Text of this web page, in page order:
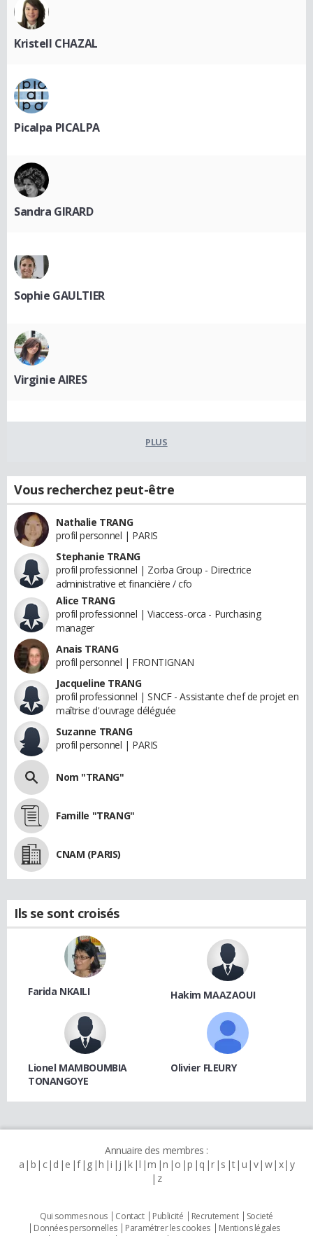
Kristell CHAZAL
Picalpa PICALPA
Sandra GIRARD
Sophie GAULTIER
Virginie AIRES
PLUS
Vous recherchez peut-être
Nathalie TRANG
profil personnel | PARIS
Stephanie TRANG
profil professionnel | Zorba Group - Directrice
administrative et financière / cfo
Alice TRANG
profil professionnel | Viaccess-orca - Purchasing
manager
Anais TRANG
profil personnel | FRONTIGNAN
Jacqueline TRANG
profil professionnel | SNCF - Assistante chef de projet en
maîtrise d'ouvrage déléguée
Suzanne TRANG
profil personnel | PARIS
Nom "TRANG"
Famille "TRANG"
CNAM (PARIS)
Ils se sont croisés
Farida NKAILI Hakim MAAZAOUI
Lionel MAMBOUMBIA
TONANGOYE
Olivier FLEURY
Annuaire des membres :
a b c d e f g h i j k l m n o p q r s t u v w x y
z
Qui sommes nous Contact Publicité Recrutement
Societé
Données personnelles
Paramétrer les cookies
Mentions légales